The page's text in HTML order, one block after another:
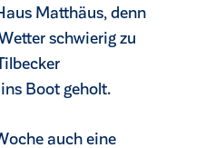
Matthäus, denn
schwierig zu
Boot geholt.
auch eine